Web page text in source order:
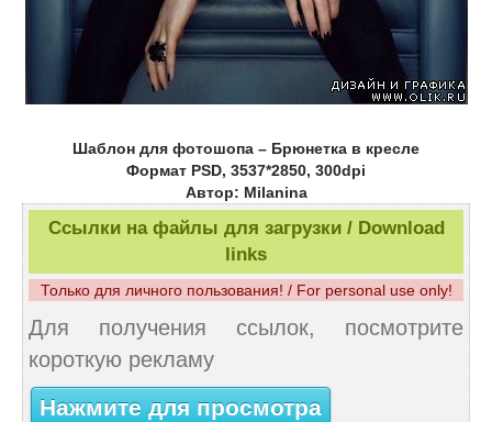
Шаблон для фотошопа – Брюнетка в кресле
Формат PSD, 3537*2850, 300dpi
Автор: Milanina
Ссылки на файлы для загрузки / Download
links
Только для личного пользования! / For personal use only!
Для получения ссылок, посмотрите
короткую рекламу
Нажмите для просмотра